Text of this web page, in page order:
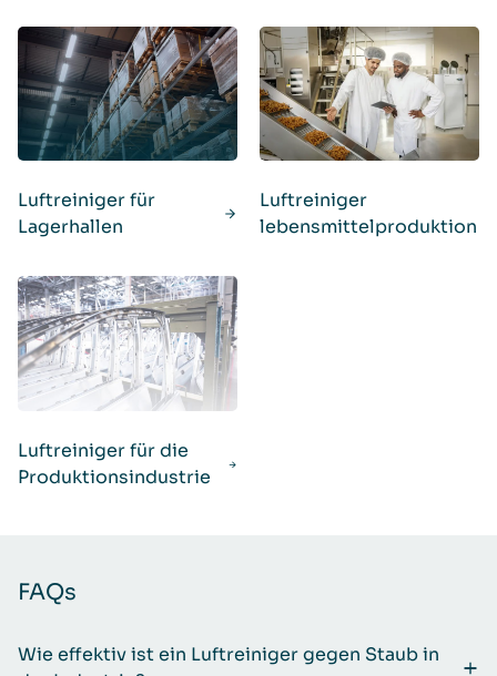
Luftreiniger für
Lagerhallen
Luftreiniger
lebensmittelproduktion
Luftreiniger für die
Produktionsindustrie
FAQs
Wie effektiv ist ein Luftreiniger gegen Staub in